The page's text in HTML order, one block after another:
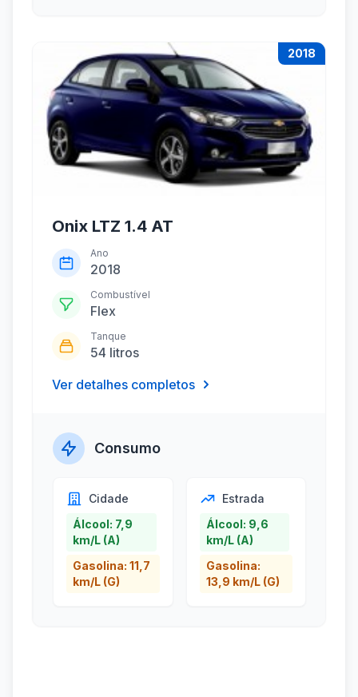
2018
Onix LTZ 1.4 AT
Ano
2018
Combustível
Flex
Tanque
54 litros
Ver detalhes completos
Consumo
Cidade
Álcool: 7,9
km/L (A)
Gasolina: 11,7
km/L (G)
Estrada
Álcool: 9,6
km/L (A)
Gasolina:
13,9 km/L (G)